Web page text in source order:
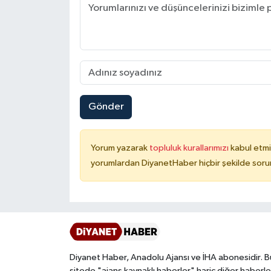
Gönder
Yorum yazarak topluluk kurallarımızı kabul
yorumlardan DiyanetHaber hiçbir şekilde
Diyanet Haber, Anadolu Ajansı ve İHA abonesidir.
Malatya Müftülüğü
Manisa Müftülüğü
Mardin Müftülüğü
Mersin Müftülüğü
Muş Müftülüğü